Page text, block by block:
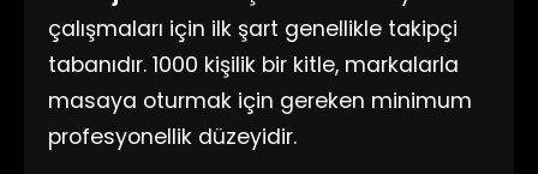
çalışmaları için ilk şart genellikle takipçi
tabanıdır. 1000 kişilik bir kitle, markalarla
masaya oturmak için gereken minimum
profesyonellik düzeyidir.